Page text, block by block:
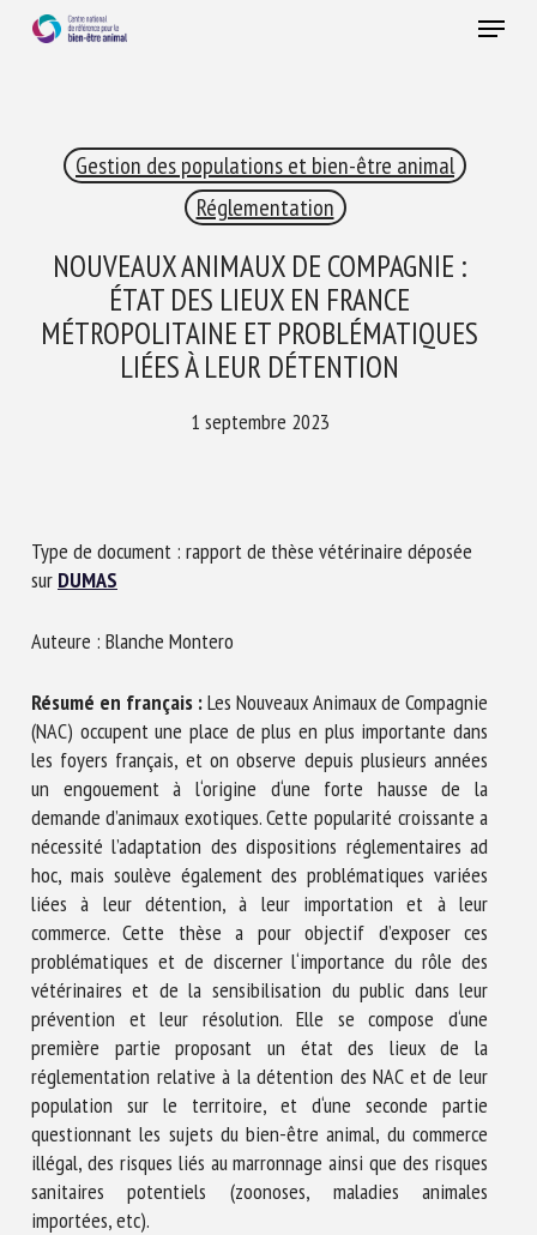
Menu
Gestion des populations et bien-être animal
Réglementation
NOUVEAUX ANIMAUX DE COMPAGNIE :
ÉTAT DES LIEUX EN FRANCE
MÉTROPOLITAINE ET PROBLÉMATIQUES
LIÉES À LEUR DÉTENTION
1 septembre 2023
Type de document : rapport de thèse vétérinaire déposée
sur DUMAS
Auteure : Blanche Montero
Résumé en français :Les Nouveaux Animaux de Compagnie
(NAC) occupent une place de plus en plus importante dans
les foyers français, et on observe depuis plusieurs années
un engouement à l‘origine d‘une forte hausse de la
demande d’animaux exotiques. Cette popularité croissante a
nécessité l’adaptation des dispositions réglementaires ad
hoc, mais soulève également des problématiques variées
liées à leur détention, à leur importation et à leur
commerce. Cette thèse a pour objectif d’exposer ces
problématiques et de discerner l‘importance du rôle des
vétérinaires et de la sensibilisation du public dans leur
prévention et leur résolution. Elle se compose d‘une
première partie proposant un état des lieux de la
réglementation relative à la détention des NAC et de leur
population sur le territoire, et d‘une seconde partie
questionnant les sujets du bien-être animal, du commerce
illégal, des risques liés au marronnage ainsi que des risques
sanitaires potentiels (zoonoses, maladies animales
importées, etc).
RECEVEZ CHAQUE MOIS GRATUITEMENT
LES DERNIÈRES ACTUALITÉS SUR LE BIEN-ÊTRE
ANIMAL
Select language
Nom *
Prénom *
Organisme *
E-mail *
En soumettant ce formulaire, j'accepte que les
informations saisies soient utilisées dans le cadre de la
relation avec le CNR BEA. *
Les champs suivis de * sont obligatoires